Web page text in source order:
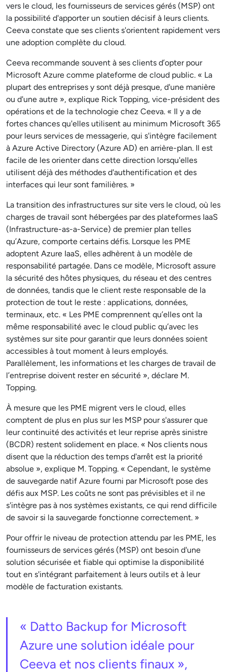
vers le cloud, les fournisseurs de services gérés (MSP) ont
la possibilité d'apporter un soutien décisif à leurs clients.
Ceeva constate que ses clients s'orientent rapidement vers
une adoption complète du cloud.
Ceeva recommande souvent à ses clients d’opter pour
Microsoft Azure comme plateforme de cloud public. « La
plupart des entreprises y sont déjà presque, d'une manière
ou d'une autre », explique Rick Topping, vice-président des
opérations et de la technologie chez Ceeva. « Il y a de
fortes chances qu'elles utilisent au minimum Microsoft 365
pour leurs services de messagerie, qui s'intègre facilement
à Azure Active Directory (Azure AD) en arrière-plan. Il est
facile de les orienter dans cette direction lorsqu'elles
utilisent déjà des méthodes d'authentification et des
interfaces qui leur sont familières. »
La transition des infrastructures sur site vers le cloud, où les
charges de travail sont hébergées par des plateformes IaaS
(Infrastructure-as-a-Service) de premier plan telles
qu’Azure, comporte certains défis. Lorsque les PME
adoptent Azure IaaS, elles adhèrent à un modèle de
responsabilité partagée. Dans ce modèle, Microsoft assure
la sécurité des hôtes physiques, du réseau et des centres
de données, tandis que le client reste responsable de la
protection de tout le reste : applications, données,
terminaux, etc. « Les PME comprennent qu’elles ont la
même responsabilité avec le cloud public qu’avec les
systèmes sur site pour garantir que leurs données soient
accessibles à tout moment à leurs employés.
Parallèlement, les informations et les charges de travail de
l’entreprise doivent rester en sécurité », déclare M.
Topping.
À mesure que les PME migrent vers le cloud, elles
comptent de plus en plus sur les MSP pour s'assurer que
leur continuité des activités et leur reprise après sinistre
(BCDR) restent solidement en place. « Nos clients nous
disent que la réduction des temps d'arrêt est la priorité
absolue », explique M. Topping. « Cependant, le système
de sauvegarde natif Azure fourni par Microsoft pose des
défis aux MSP. Les coûts ne sont pas prévisibles et il ne
s'intègre pas à nos systèmes existants, ce qui rend difficile
de savoir si la sauvegarde fonctionne correctement. »
Pour offrir le niveau de protection attendu par les PME, les
fournisseurs de services gérés (MSP) ont besoin d'une
solution sécurisée et fiable qui optimise la disponibilité
tout en s'intégrant parfaitement à leurs outils et à leur
modèle de facturation existants.
« Datto Backup for Microsoft
Azure une solution idéale pour
Ceeva et nos clients finaux »,